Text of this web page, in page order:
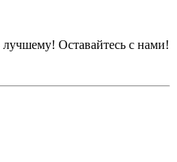
Оставайтесь с нами!